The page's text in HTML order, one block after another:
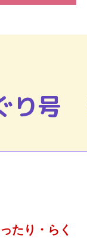
り号
たり・らく